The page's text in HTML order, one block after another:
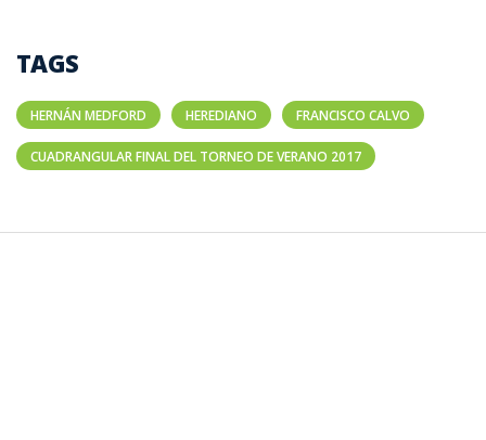
TAGS
HERNÁN MEDFORD HEREDIANO FRANCISCO CALVO
CUADRANGULAR FINAL DEL TORNEO DE VERANO 2017